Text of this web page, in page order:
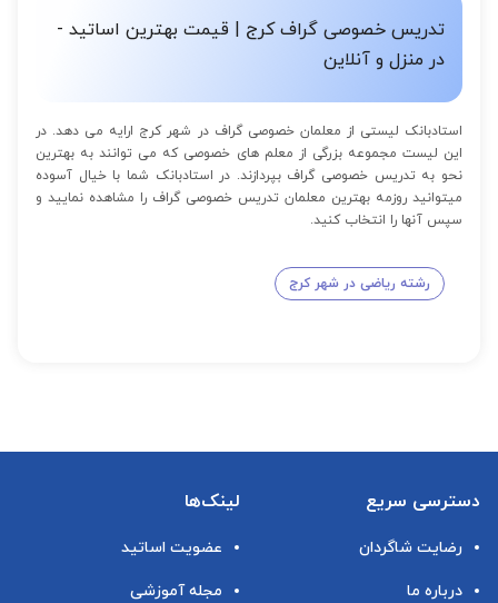
تدریس خصوصی گراف کرج | قیمت بهترین اساتید -
در منزل و آنلاین
استادبانک لیستی از معلمان خصوصی گراف در شهر کرج ارایه می دهد. در
این لیست مجموعه بزرگی از معلم های خصوصی که می توانند به بهترین
نحو به تدریس خصوصی گراف بپردازند. در استادبانک شما با خیال آسوده
میتوانید روزمه بهترین معلمان تدریس خصوصی گراف را مشاهده نمایید و
سپس آنها را انتخاب کنید.
رشته ریاضی در شهر کرج
دسترسی سریع
رضایت شاگردان
درباره ما
لینک‌ها
عضویت اساتید
مجله آموزشی